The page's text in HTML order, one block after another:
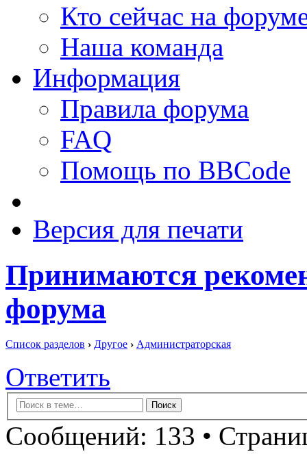
Кто сейчас на
Наша команда
Информация
Правила форума
FAQ
Помощь по BBCode
Версия для печати
Принимаются
форума
Список разделов › Другое › Администраторская
Ответить
Сообщений: 133 •